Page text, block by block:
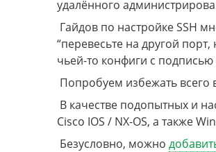
удалённого
Гайдов по настройке SSH
“перевесьте на другой
чьей-то конфиги с подписью
Попробуем избежать
В качестве подопытных и
Cisco IOS / NX-OS, а также
Безусловно, можно